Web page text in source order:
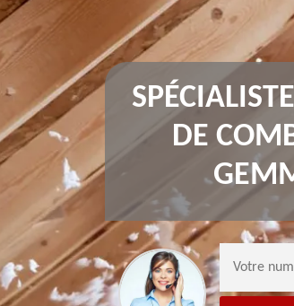
DE